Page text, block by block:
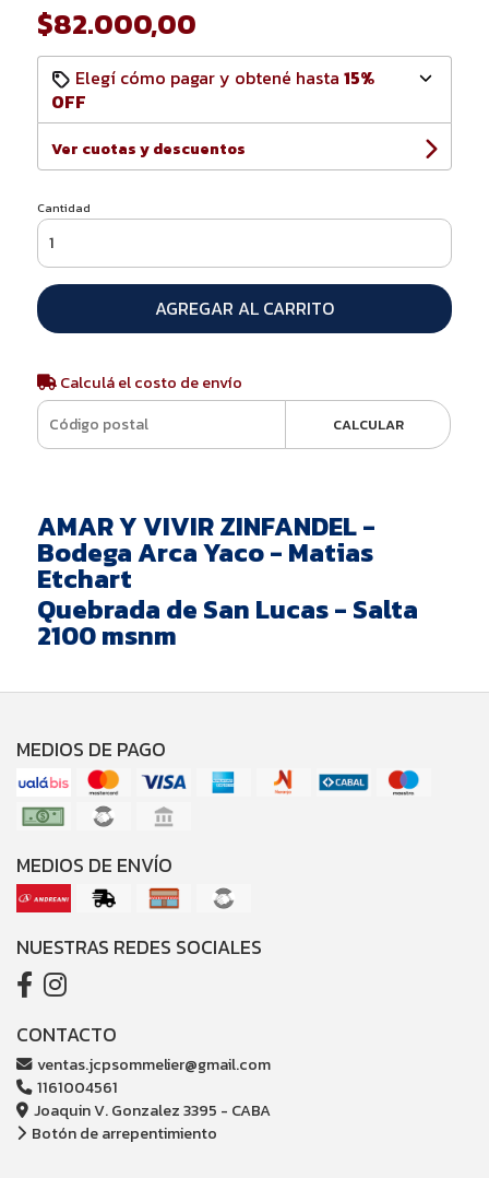
$82.000,00
Elegí cómo pagar y obtené hasta 15%
OFF
Ver cuotas y descuentos
Cantidad
AGREGAR AL CARRITO
Calculá el costo de envío
CALCULAR
AMAR Y VIVIR ZINFANDEL -
Bodega Arca Yaco - Matias
Etchart
Quebrada de San Lucas - Salta
2100 msnm
MEDIOS DE PAGO
MEDIOS DE ENVÍO
NUESTRAS REDES SOCIALES
CONTACTO
ventas.jcpsommelier@gmail.com
1161004561
Joaquin V. Gonzalez 3395 - CABA
Botón de arrepentimiento